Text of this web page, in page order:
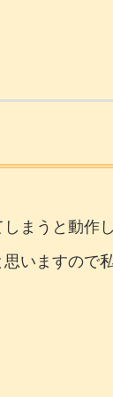
まうと動作
いますので